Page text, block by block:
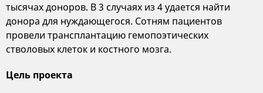
тысячах доноров. В 3 случаях из 4 удается найти
донора для нуждающегося. Сотням пациентов
провели трансплантацию гемопоэтических
стволовых клеток и костного мозга.
Цель проекта